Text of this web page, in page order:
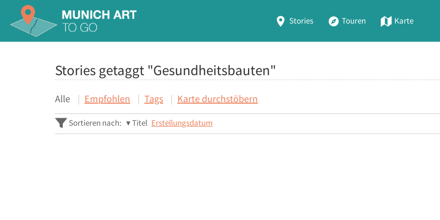
Stories Touren Karte
Stories getaggt "Gesundheitsbauten"
Alle Empfohlen Tags Karte durchstöbern
Sortieren nach: Titel Erstellungsdatum